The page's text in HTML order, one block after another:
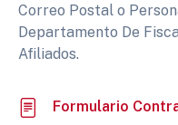
Correo Postal o
Departamento De
Afiliados.
Formulario